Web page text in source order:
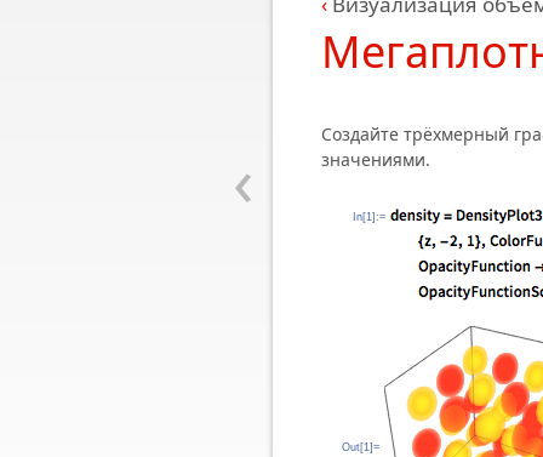
‹
Создайте трёхмерный
значениями.
In[1]:=
Out[1]=